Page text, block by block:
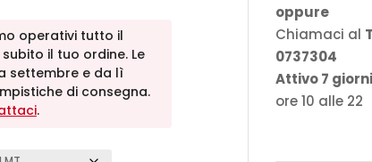
1.599,00€
a
1.929,00€
operativi tutto il
il tuo ordine. Le
settembre e da lì
di consegna.
.
oppure
Chiamaci al
0737304
Attivo 7
ore 10 alle 22